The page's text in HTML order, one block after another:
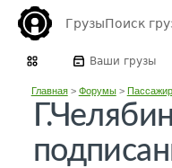
ГрузыПоиск
Ваши грузы
Главная> Форумы>